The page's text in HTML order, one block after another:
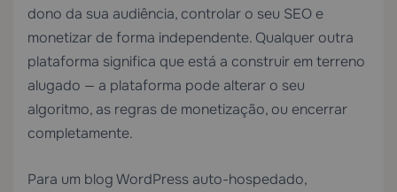
dono da sua audiência, controlar o seu SEO e
monetizar de forma independente. Qualquer outra
plataforma significa que está a construir em terreno
alugado — a plataforma pode alterar o seu
algoritmo, as regras de monetização, ou encerrar
completamente.
Para um blog WordPress auto-hospedado,